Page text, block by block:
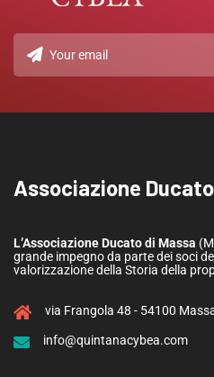
Associazione
L’Associazione Ducato di Massa
grande impegno da parte dei soci
valorizzazione della Storia della
via Frangola 48 - 54100
info@quintanacybea.com